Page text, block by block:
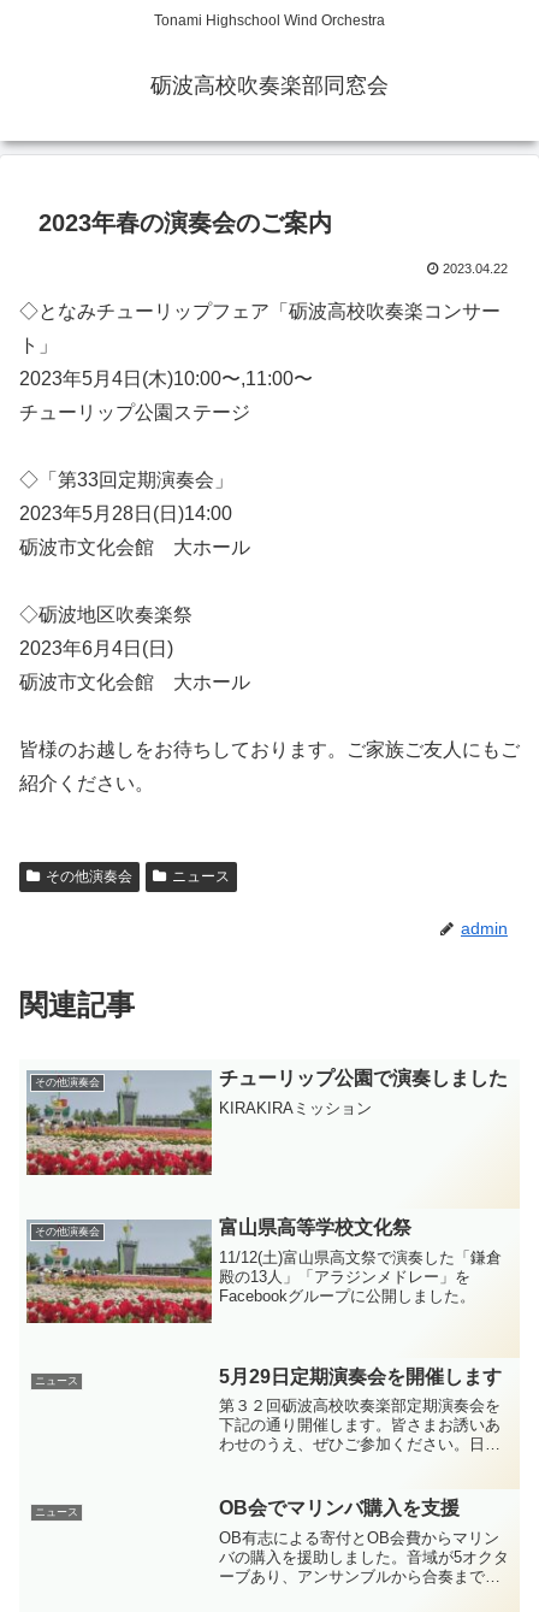
Tonami Highschool Wind Orchestra
砺波高校吹奏楽部同窓会
2023年春の演奏会のご案内
2023.04.22
◇となみチューリップフェア「砺波高校吹奏楽コンサー
ト」
2023年5月4日(木)10:00〜,11:00〜
チューリップ公園ステージ
◇「第33回定期演奏会」
2023年5月28日(日)14:00
砺波市文化会館 大ホール
◇砺波地区吹奏楽祭
2023年6月4日(日)
砺波市文化会館 大ホール
皆様のお越しをお待ちしております。ご家族ご友人にもご
紹介ください。
その他演奏会 ニュース
admin
関連記事
その他演奏会 チューリップ公園で演奏しました
KIRAKIRAミッション
その他演奏会 富山県高等学校文化祭
11/12(土)富山県高文祭で演奏した「鎌倉
殿の13人」「アラジンメドレー」を
Facebookグループに公開しました。
ニュース 5月29日定期演奏会を開催します
第３２回砺波高校吹奏楽部定期演奏会を
下記の通り開催します。皆さまお誘いあ
わせのうえ、ぜひご参加ください。日
所 砺波市文化会館 大ホール入場料
３００円2022砺波高校吹...
ニュース OB会でマリンバ購入を支援
OB有志による寄付とOB会費からマリン
バの購入を援助しました。音域が5オクタ
ーブあり、アンサンブルから合奏まで幅